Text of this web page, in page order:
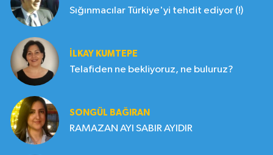
Sığınmacılar Türkiye'yi tehdit ediyor (!)
İLKAY KUMTEPE
Telafiden ne bekliyoruz, ne buluruz?
SONGÜL BAĞIRAN
RAMAZAN AYI SABIR AYIDIR